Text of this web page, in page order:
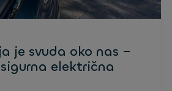
je svuda oko nas –
električna